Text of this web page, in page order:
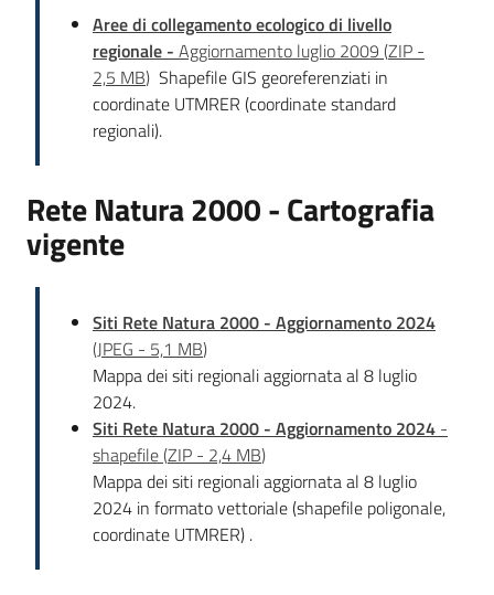
Argomenti
Piani Programmi
Progetti
Aree di collegamento ecologico di livello
regionale - Aggiornamento luglio 2009 (ZIP -
2,5 MB) Shapefile GIS georeferenziati in
coordinate UTMRER (coordinate standard
regionali).
Rete Natura 2000 - Cartografia
vigente
Siti Rete Natura 2000 - Aggiornamento 2024
(JPEG - 5,1 MB)
Mappa dei siti regionali aggiornata al 8 luglio
2024.
Siti Rete Natura 2000 - Aggiornamento 2024 -
shapefile(ZIP - 2,4 MB)
Mappa dei siti regionali aggiornata al 8 luglio
2024 in formato vettoriale (shapefile poligonale,
coordinate UTMRER) .